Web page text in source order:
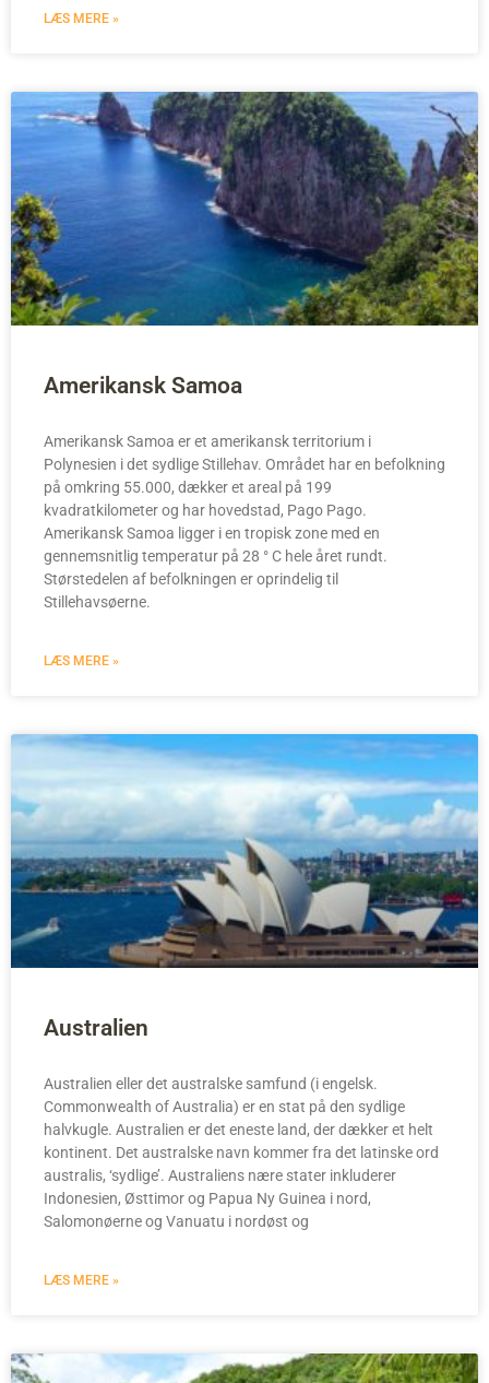
LÆS MERE »
Amerikansk Samoa
Amerikansk Samoa er et amerikansk territorium i
Polynesien i det sydlige Stillehav. Området har en befolkning
på omkring 55.000, dækker et areal på 199
kvadratkilometer og har hovedstad, Pago Pago.
Amerikansk Samoa ligger i en tropisk zone med en
gennemsnitlig temperatur på 28 ° C hele året rundt.
Størstedelen af befolkningen er oprindelig til
Stillehavsøerne.
LÆS MERE »
Australien
Australien eller det australske samfund (i engelsk.
Commonwealth of Australia) er en stat på den sydlige
halvkugle. Australien er det eneste land, der dækker et helt
kontinent. Det australske navn kommer fra det latinske ord
australis, ‘sydlige’. Australiens nære stater inkluderer
Indonesien, Østtimor og Papua Ny Guinea i nord,
Salomonøerne og Vanuatu i nordøst og
LÆS MERE »